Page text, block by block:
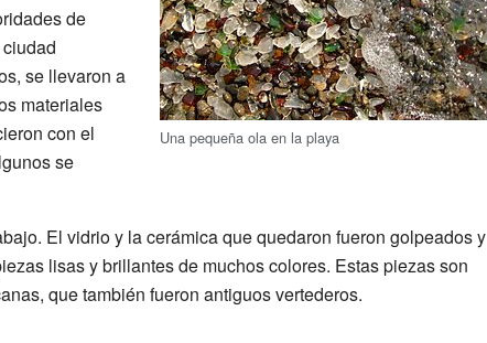
Una pequeña ola en la playa
de
se llevaron a
materiales
con el
se
El vidrio y la cerámica que quedaron fueron golpeados y
lisas y brillantes de muchos colores. Estas piezas son
que también fueron antiguos vertederos.